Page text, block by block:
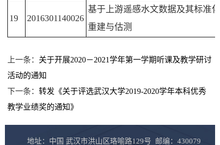
19 2016301140026
基于上游遥感水文数据及其标准
重建与估测
上一条： 关于开展2020－2021学年第一学期听课及教学研讨
活动的通知
下一条： 转发《关于评选武汉大学2019-2020学年本科优秀
教学业绩奖的通知》
地址：中国 武汉市洪山区珞喻路129号 邮编：430079